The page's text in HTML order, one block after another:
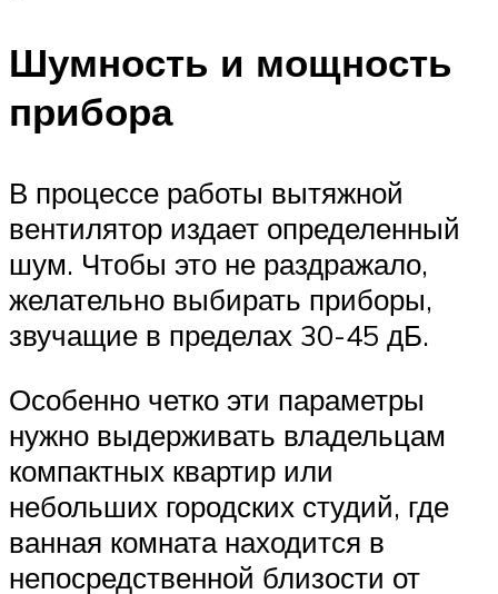
Шумность и мощность
прибора
В процессе работы вытяжной
вентилятор издает определенный
шум. Чтобы это не раздражало,
желательно выбирать приборы,
звучащие в пределах 30-45 дБ.
Особенно четко эти параметры
нужно выдерживать владельцам
компактных квартир или
небольших городских студий, где
ванная комната находится в
непосредственной близости от